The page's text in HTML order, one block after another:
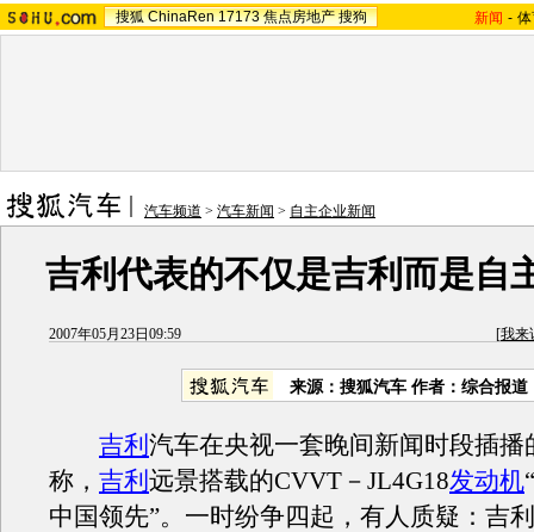
搜狐 ChinaRen 17173 焦点房地产 搜狗 新闻 -
汽车频道 > 汽车新闻 > 自主企业新闻
吉利代表的不仅是吉利而是自
2007年05月23日09:59 [我来
来源：搜狐汽车 作者：综合报道
吉利 汽车在央视一套晚间新闻时段插播
称， 吉利 远景搭载的CVVT－JL4G18发动机
中国领先”。一时纷争四起，有人质疑：吉